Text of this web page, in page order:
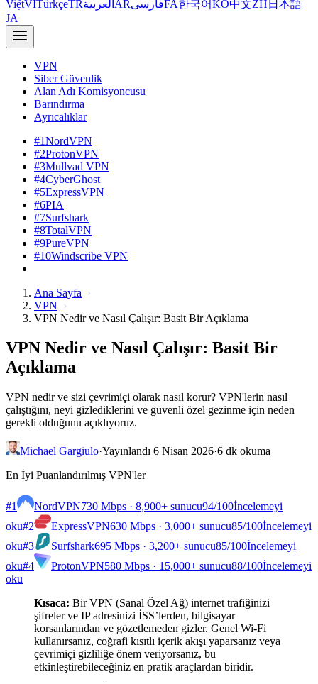
ViệtVITürkçeTRالعربية ARفارسیFA한국어KO中文ZH 日本語
JA
VPN
Siber Güvenlik
Alan Adı Komisyoncusu
Barındırma
Ayrıcalıklar
#1NordVPN
#2ProtonVPN
#3Mullvad VPN
#4CyberGhost
#5ExpressVPN
#6PIA
#7Surfshark
#8TotalVPN
#9PureVPN
#10Windscribe VPN
Ana Sayfa
VPN
VPN Nedir ve Nasıl Çalışır: Basit Bir Açıklama
VPN Nedir ve Nasıl Çalışır: Basit Bir
Açıklama
VPN nedir ve sizi çevrimiçi olarak nasıl korur? VPN'lerin nasıl
çalıştığını, neyi gizlediklerini ve güvenli özel gezinme için neden
gerekli olduğunu açıklıyoruz.
Michael Gargiulo·Yayınlandı 6 Nisan 2026·6 dk okuma
En İyi Puanlandırılmış VPN'ler
#1 NordVPN730 Mbps · 8,900+ sunucu94/100İncelemeyi
oku#2 ExpressVPN630 Mbps · 3,000+ sunucu85/100İncelemeyi
oku#3 Surfshark695 Mbps · 3,200+ sunucu85/100İncelemeyi
oku#4 ProtonVPN580 Mbps · 15,000+ sunucu88/100İncelemeyi
oku
Kısaca: Bir VPN (Sanal Özel Ağ) internet trafiğinizi
şifreler ve IP adresinizi İSS’lerden, bilgisayar
korsanlarından ve gözetlemeden gizler. Genel Wi-Fi
kullanırsanız, coğrafi kısıtlı içerik akışı yaparsanız veya
çevrimiçi gizliliğe önem veriyorsanız, bu
etkinleştirebileceğiniz en pratik araçlardan biridir.